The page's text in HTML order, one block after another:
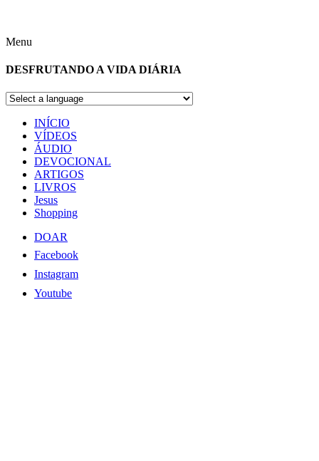
Menu
DESFRUTANDO A VIDA DIÁRIA
INÍCIO
VÍDEOS
ÁUDIO
DEVOCIONAL
ARTIGOS
LIVROS
Jesus
Shopping
DOAR
Facebook
Instagram
Youtube